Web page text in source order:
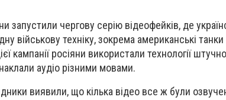
запустили чергову серію відеофейків, де
військову техніку, зокрема американські
кампанії росіяни використали технології
аудіо різними мовами.
виявили, що кілька відео все ж були